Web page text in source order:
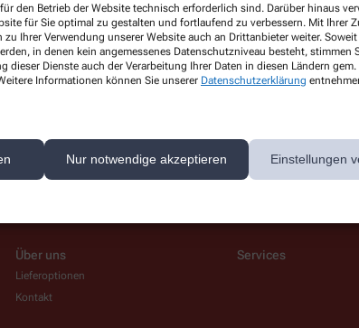
den Betrieb der Website technisch erforderlich sind. Darüber hinaus
für Sie optimal zu gestalten und fortlaufend zu verbessern. Mit Ihrer
Ihrer Verwendung unserer Website auch an Drittanbieter weiter. Soweit
in denen kein angemessenes Datenschutzniveau besteht, stimmen
dieser Dienste auch der Verarbeitung Ihrer Daten in diesen Ländern
Informationen können Sie unserer Datenschutzerklärung
Nur notwendige akzeptieren Einstellungen
Hello world!
Welcome to WordPress on
start writing!
Über uns
Lieferoptionen
Kontakt
Services